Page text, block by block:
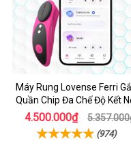
Máy Rung Lovense Ferri
Quần Chip Đa Chế Độ Kết
App
4.500.000₫
(974)